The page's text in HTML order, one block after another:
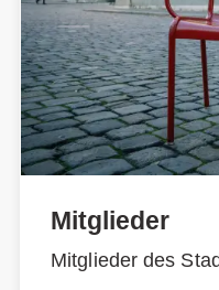
Mitglieder
Mitglieder des